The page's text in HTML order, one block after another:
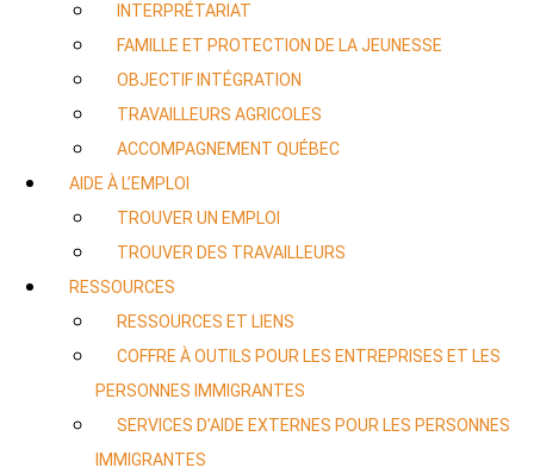
INTERPRÉTARIAT
FAMILLE ET PROTECTION DE LA JEUNESSE
OBJECTIF INTÉGRATION
TRAVAILLEURS AGRICOLES
ACCOMPAGNEMENT QUÉBEC
AIDE À L’EMPLOI
TROUVER UN EMPLOI
TROUVER DES TRAVAILLEURS
RESSOURCES
RESSOURCES ET LIENS
COFFRE À OUTILS POUR LES ENTREPRISES ET LES
PERSONNES IMMIGRANTES
SERVICES D’AIDE EXTERNES POUR LES PERSONNES
IMMIGRANTES